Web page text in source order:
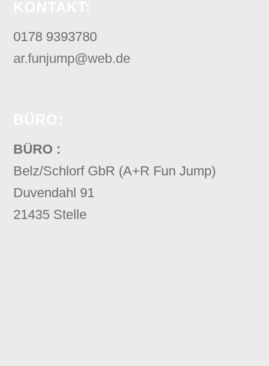
0178 9393780
ar.funjump@web.de
BÜRO :
Belz/Schlorf GbR (A+R Fun Jump)
Duvendahl 91
21435 Stelle